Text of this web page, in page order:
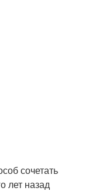
сочетать
лет назад